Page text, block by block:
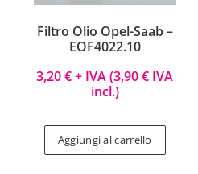
Filtro Olio Opel-Saab –
EOF4022.10
3,20€+ IVA (3,90€ IVA
incl.)
Aggiungi al carrello